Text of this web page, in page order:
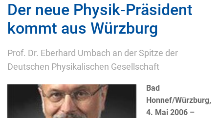
Der neue Physik-Präsident
kommt aus Würzburg
Prof. Dr. Eberhard Umbach an der Spitze der
Deutschen Physikalischen Gesellschaft
Bad
Honnef/Würzburg,
4. Mai 2006 –